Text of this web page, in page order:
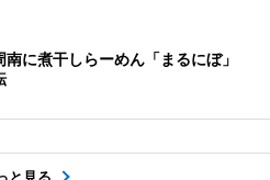
南に煮干しらーめん「まるにぼ」